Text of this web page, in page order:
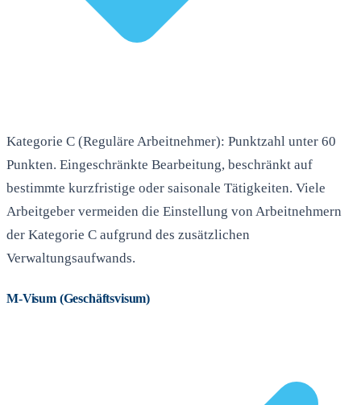
Kategorie C (Reguläre Arbeitnehmer): Punktzahl unter 60
Punkten. Eingeschränkte Bearbeitung, beschränkt auf
bestimmte kurzfristige oder saisonale Tätigkeiten. Viele
Arbeitgeber vermeiden die Einstellung von Arbeitnehmern
der Kategorie C aufgrund des zusätzlichen
Verwaltungsaufwands.
M-Visum (Geschäftsvisum)